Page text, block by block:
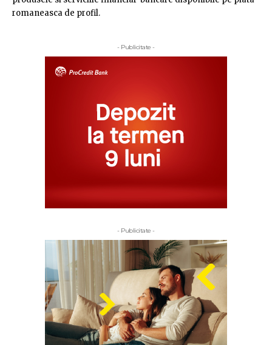
romaneasca de profil.
- Publicitate -
- Publicitate -